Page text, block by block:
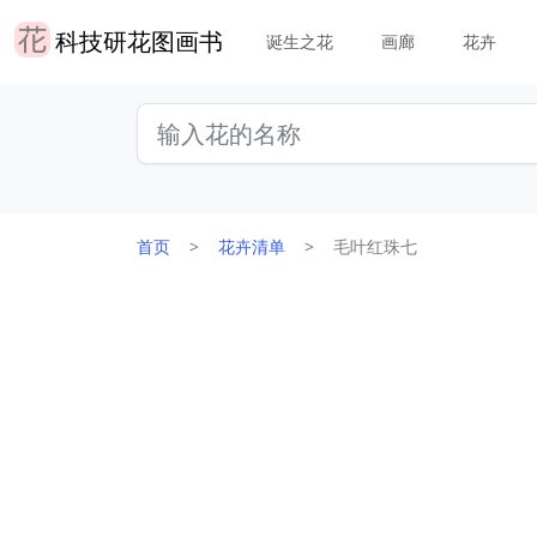
科技研花图画书 诞生之花 画廊 花卉
首页 花卉清单 毛叶红珠七